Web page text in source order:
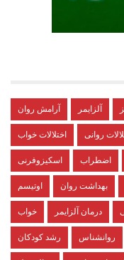
آرامش روان آلزایمر
اختلالات خواب روانی
اسکیزوفرنی اضطراب
اوتیسم بهداشت روان
خواب درمان آلزایمر
رشد کودکان روانشناس